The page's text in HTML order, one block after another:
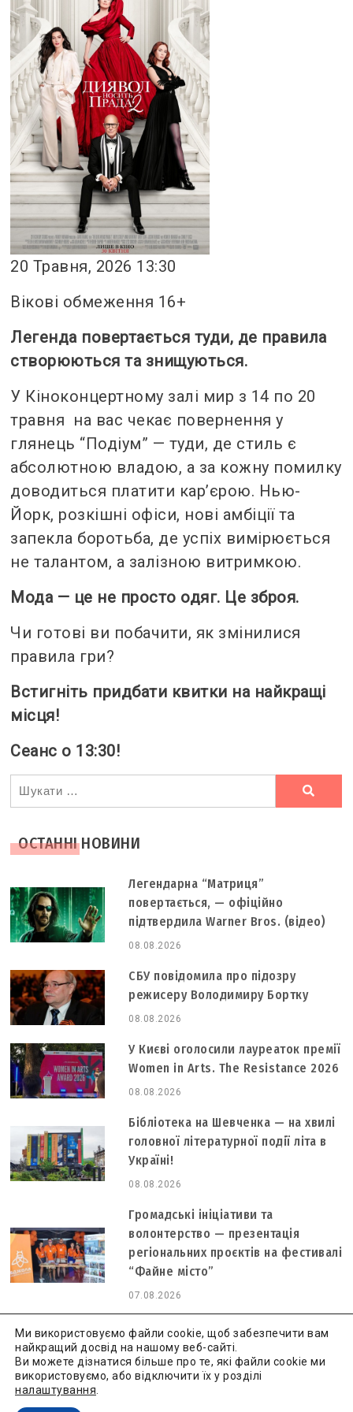
20 Травня, 2026 13:30
Вікові обмеження 16+
Легенда повертається туди, де правила
створюються та знищуються.
У Кіноконцертному залі мир з 14 по 20
травня на вас чекає повернення у
глянець “Подіум” — туди, де стиль є
абсолютною владою, а за кожну помилку
доводиться платити кар’єрою. Нью-
Йорк, розкішні офіси, нові амбіції та
запекла боротьба, де успіх вимірюється
не талантом, а залізною витримкою.
Мода — це не просто одяг. Це зброя.
Чи готові ви побачити, як змінилися
правила гри?
Встигніть придбати квитки на найкращі
місця!
Сеанс о 13:30!
Ви
шукали
ОСТАННІ НОВИНИ
Легендарна “Матриця”
повертається, — офіційно
підтвердила Warner Bros. (відео)
08.08.2026
СБУ повідомила про підозру
режисеру Володимиру Бортку
08.08.2026
У Києві оголосили лауреаток премії
Women in Arts. The Resistance 2026
08.08.2026
Бібліотека на Шевченка — на хвилі
головної літературної події літа в
Україні!
08.08.2026
Громадські ініціативи та
волонтерство — презентація
регіональних проєктів на фестивалі
“Файне місто”
07.08.2026
Культура сьогодні Всі права захищені.
Ми використовуємо файли cookie, щоб забезпечити вам
найкращий досвід на нашому веб-сайті.
Ви можете дізнатися більше про те, які файли cookie ми
використовуємо, або відключити їх у розділі
налаштування